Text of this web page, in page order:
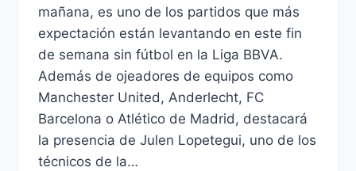
mañana, es uno de los partidos que más
expectación están levantando en este fin
de semana sin fútbol en la Liga BBVA.
Además de ojeadores de equipos como
Manchester United, Anderlecht, FC
Barcelona o Atlético de Madrid, destacará
la presencia de Julen Lopetegui, uno de los
técnicos de la…